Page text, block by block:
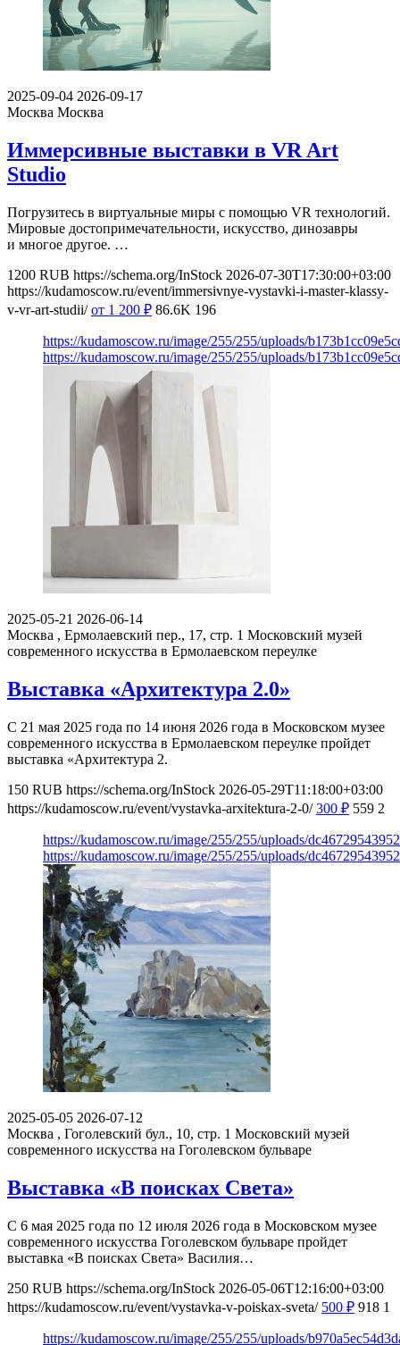
2025-09-04 2026-09-17
Москва Москва
Иммерсивные выставки в VR Art
Studio
Погрузитесь в виртуальные миры с помощью VR технологий.
Мировые достопримечательности, искусство, динозавры
и многое другое. …
1200 RUB https://schema.org/InStock 2026-07-30T17:30:00+03:00
https://kudamoscow.ru/event/immersivnye-vystavki-i-master-klassy-
v-vr-art-studii/ от 1 200 ₽ 86.6K 196
https://kudamoscow.ru/image/255/255/uploads/
https://kudamoscow.ru/image/255/255/uploads/
2025-05-21 2026-06-14
Москва , Ермолаевский пер., 17, стр. 1 Московский музей
современного искусства в Ермолаевском переулке
Выставка «Архитектура 2.0»
С 21 мая 2025 года по 14 июня 2026 года в Московском музее
современного искусства в Ермолаевском переулке пройдет
выставка «Архитектура 2.
150 RUB https://schema.org/InStock 2026-05-29T11:18:00+03:00
https://kudamoscow.ru/event/vystavka-arxitektura-2-0/ 300 ₽ 559 2
https://kudamoscow.ru/image/255/255/uploads/
https://kudamoscow.ru/image/255/255/uploads/
2025-05-05 2026-07-12
Москва , Гоголевский бул., 10, стр. 1 Московский музей
современного искусства на Гоголевском бульваре
Выставка «В поисках Света»
С 6 мая 2025 года по 12 июля 2026 года в Московском музее
современного искусства Гоголевском бульваре пройдет
выставка «В поисках Света» Василия…
250 RUB https://schema.org/InStock 2026-05-06T12:16:00+03:00
https://kudamoscow.ru/event/vystavka-v-poiskax-sveta/ 500 ₽ 918 1
https://kudamoscow.ru/image/255/255/uploads/